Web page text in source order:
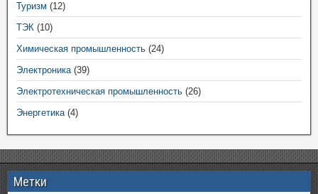
Туризм (12)
ТЭК (10)
Химическая промышленность (24)
Электроника(39)
Электротехническая промышленность (26)
Энергетика(4)
Метки